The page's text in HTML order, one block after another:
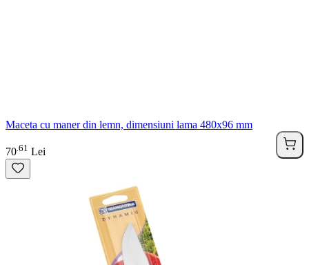
Maceta cu maner din lemn, dimensiuni lama 480x96 mm
70 61 Lei